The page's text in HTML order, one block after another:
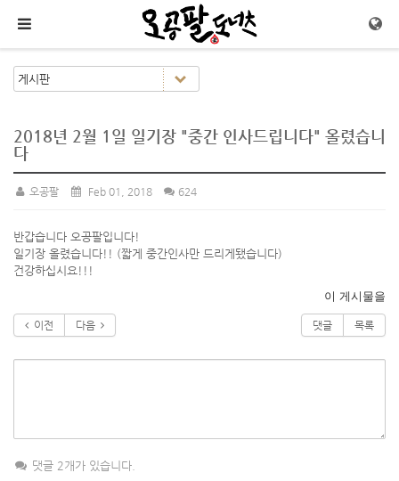
2018년 2월 1일 일기장 "중간 인사드립니다" 올렸습니
다
오공팔 Feb 01, 2018 624
반갑습니다 오공팔입니다!
일기장 올렸습니다!! (짧게 중간인사만 드리게됐습니다)
건강하십시요!!!
이 게시물을
이전 다음 댓글 목록
댓글 2개가 있습니다.